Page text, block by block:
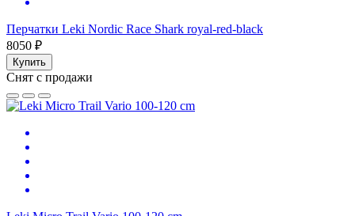
Перчатки Leki Nordic Race Shark royal-red-black
8050 ₽
Купить
Снят с продажи